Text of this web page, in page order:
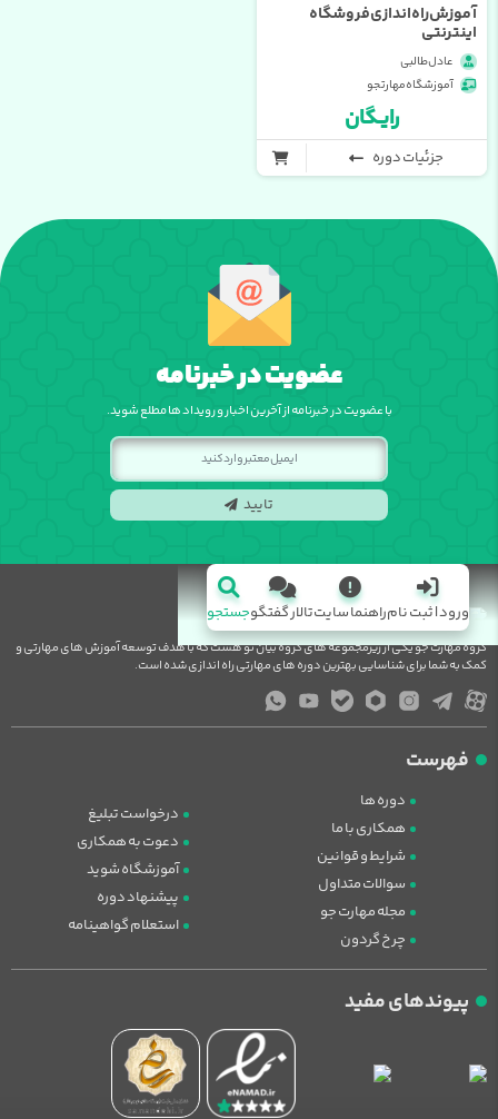
آموزش راه اندازی فروشگاه
اینترنتی
عادل طالبی
آموزشگاه مهارتجو
رایــگان
جزئیات دوره
عضویت در خبرنامه
با عضویت در خبرنامه از آخرین اخبار و رویداد ها مطلع شوید.
تایید
ورود | ثبت نامراهنما سایتتالار گفتگوجستجو
گروه مهارت جو یکی از زیرمجموعه های گروه بیان نو هست که با هدف توسعه آموزش های مهارتی و
کمک به شما برای شناسایی بهترین دوره های مهارتی راه اندازی شده است.
فهرست
دوره ها
همکاری با ما
شرایط و قوانین
سوالات متداول
مجله مهارت جو
چرخ گردون
درخواست تبلیغ
دعوت به همکاری
آموزشگاه شوید
پیشنهاد دوره
استعلام گواهینامه
پیوندهای مفید